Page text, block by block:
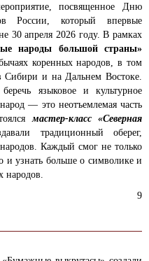
посвященное Дню
России, который впервые
30 апреля 2026 году. В рамках
народы большой страны»
коренных народов, в том
Сибири и на Дальнем Востоке.
языковое и культурное
— это неотъемлемая часть
мастер-класс «Северная
традиционный оберег,
Каждый смог не только
и узнать больше о символике и
народов.
9